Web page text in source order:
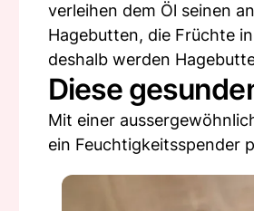
verleihen dem Öl seinen
Hagebutten, die Früchte
deshalb werden
Diese
Mit einer
ein Feuchtigkeitsspender